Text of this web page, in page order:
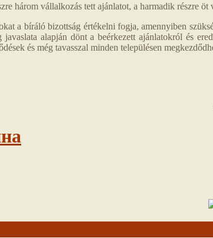
három vállalkozás tett ajánlatot, a harmadik részre
a bíráló bizottság értékelni fogja, amennyiben
javaslata alapján dönt a beérkezett ajánlatokról és
és még tavasszal minden településen